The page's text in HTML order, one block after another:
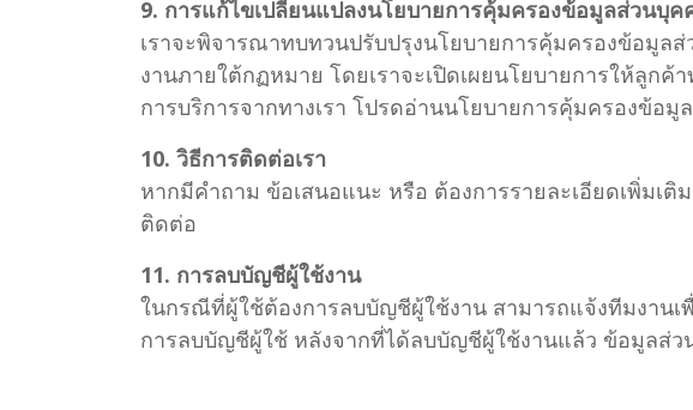
9. การแก้ไขเปลี่ยนแปลงนโยบายการคุ้มครองข้อมูลส่วนบุค
เราจะพิจารณาทบทวนปรับปรุงนโยบายการคุ้มครองข้อมูล
งานภายใต้กฏหมาย โดยเราจะเปิดเผยนโยบายการให้ลูก
การบริการจากทางเรา โปรดอ่านนโยบายการคุ้มครองข้อ
10. วิธีการติดต่อเรา
หากมีคำถาม ข้อเสนอแนะ หรือ ต้องการรายละเอียดเพิ่มเ
ติดต่อ
11. การลบบัญชีผู้ใช้งาน
ในกรณีที่ผู้ใช้ต้องการลบบัญชีผู้ใช้งาน สามารถแจ้งทีมงาน
การลบบัญชีผู้ใช้ หลังจากที่ได้ลบบัญชีผู้ใช้งานแล้ว ข้อมูลส่